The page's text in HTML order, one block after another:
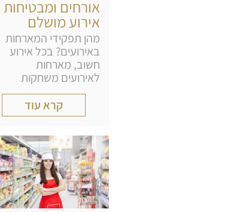
אורחים ומבטיחות
אירוע מושלם
מהן תפקידי המארחות
באירועים? בכל אירוע
חשוב, מארחות
לאירועים משחקות
קרא עוד